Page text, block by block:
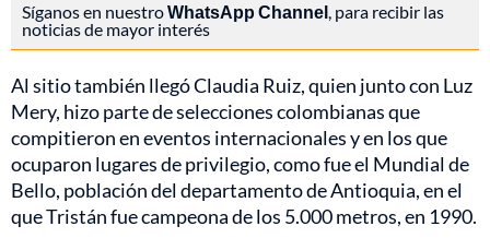
Síganos en nuestroWhatsApp Channel, para recibir las
noticias de mayor interés
Al sitio también llegó Claudia Ruiz, quien junto con Luz
Mery, hizo parte de selecciones colombianas que
compitieron en eventos internacionales y en los que
ocuparon lugares de privilegio, como fue el Mundial de
Bello, población del departamento de Antioquia, en el
que Tristán fue campeona de los 5.000 metros, en 1990.